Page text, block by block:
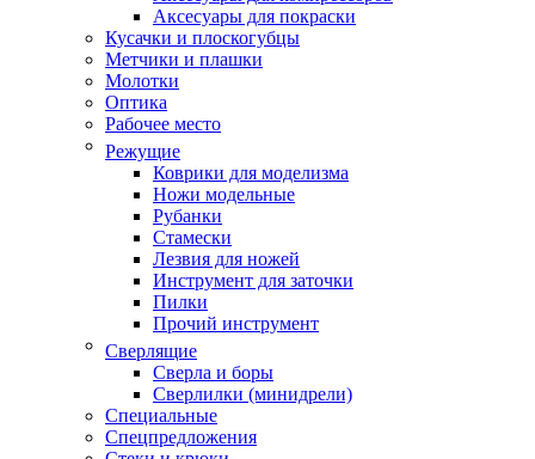
Аксесуары для покраски
Кусачки и плоскогубцы
Метчики и плашки
Молотки
Оптика
Рабочее место
Режущие
Коврики для моделизма
Ножи модельные
Рубанки
Стамески
Лезвия для ножей
Инструмент для заточки
Пилки
Прочий инструмент
Сверлящие
Сверла и боры
Сверлилки (минидрели)
Специальные
Спецпредложения